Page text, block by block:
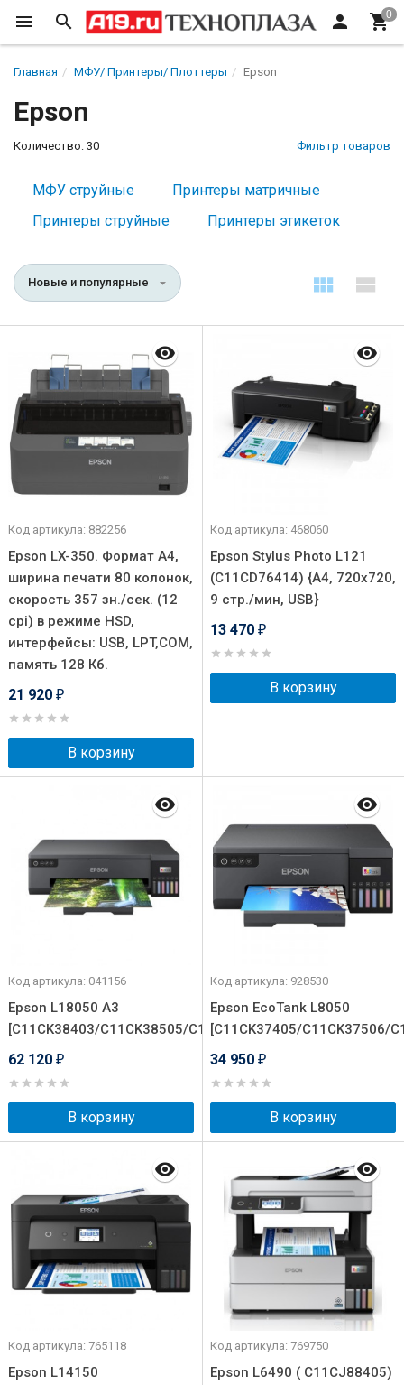
Главная МФУ/ Принтеры/ Плоттеры Epson
Epson
Количество: 30 Фильтр товаров
МФУ струйные
Принтеры матричные
Принтеры струйные
Принтеры этикеток
Новые и популярные
Код артикула: 882256
Epson LX-350. Формат А4,
ширина печати 80 колонок,
скорость 357 зн./сек. (12
cpi) в режиме HSD,
интерфейсы: USB, LPT,COM,
память 128 Кб.
21 920 ₽
В корзину
Код артикула: 468060
Epson Stylus Photo L121
(C11CD76414) {A4, 720х720,
9 стр./мин, USB}
13 470 ₽
В корзину
Код артикула: 041156
Epson L18050 A3
[C11CK38403/C11CK38505/C11CK38503]
62 120 ₽
В корзину
Код артикула: 928530
Epson EcoTank L8050
[C11CK37405/C11CK37506/
34 950 ₽
В корзину
Код артикула: 765118
Epson L14150
Код артикула: 769750
Epson L6490 ( C11CJ88405)